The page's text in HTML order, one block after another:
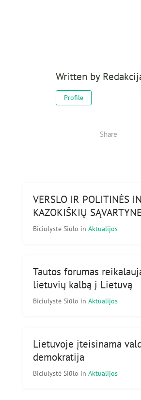
Written by
Profile
Share
VERSLO IR POLITINĖS
KAZOKIŠKIŲ
Biciulystė Siūlo in Aktualijos
Tautos forumas
lietuvių kalbą į Lietuvą
Biciulystė Siūlo in Aktualijos
Lietuvoje įteisinama
demokratija
Biciulystė Siūlo in Aktualijos